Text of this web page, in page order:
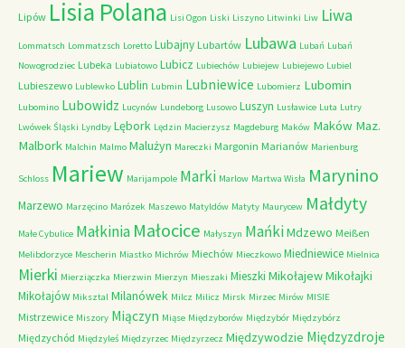
Lipów Lisia Polana Lisi Ogon Liski Liszyno Litwinki Liw Liwa
Lommatsch Lommatzsch Loretto Lubajny Lubartów Lubawa Lubań Lubań
Nowogrodziec Lubeka Lubiatowo Lubicz Lubiechów Lubiejew Lubiejewo Lubiel
Lubieszewo Lublewko Lublin Lubmin Lubniewice Lubomierz Lubomin
Lubomino Lubowidz Lucynów Lundeborg Lusowo Luszyn Lusławice Luta Lutry
Lwówek Śląski Lyndby Lębork Lędzin Macierzysz Magdeburg Maków Maków Maz.
Malbork Malchin Malmo Malużyn Mareczki Margonin Marianów Marienburg
Schloss Mariew Marijampole Marki Marlow Martwa Wisła Marynino
Marzewo Marzęcino Marózek Maszewo Matyldów Matyty Maurycew Małdyty
Małe Cybulice Małkinia Małocice Małyszyn MańkiMdzewo Meißen
Melibdorzyce Mescherin Miastko Michrów Miechów Mieczkowo Miedniewice Mielnica
Mierki Mierziączka Mierzwin Mierzyn Mieszaki Mieszki MikołajewMikołajki
Mikołajów Miksztal Milanówek Milcz Milicz Mirsk Mirzec Mirów MISIE
Mistrzewice Miszory Miączyn Miąse Międzyborów Międzybór Międzybórz
Międzychód Międzyleś Międzyrzec Międzyrzecz Międzywodzie Międzyzdroje